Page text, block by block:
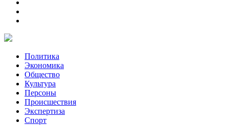
Политика
Экономика
Общество
Культура
Персоны
Происшествия
Экспертиза
Спорт